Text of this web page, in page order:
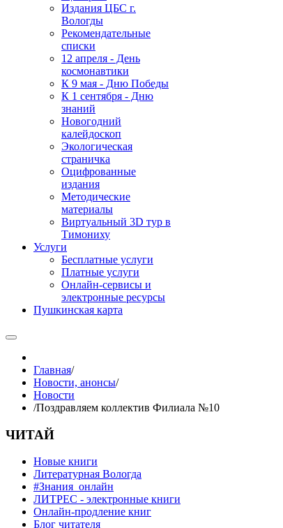
Издания ЦБС г.
Вологды
Рекомендательные
списки
12 апреля - День
космонавтики
К 9 мая - Дню Победы
К 1 сентября - Дню
знаний
Новогодний
калейдоскоп
Экологическая
страничка
Оцифрованные
издания
Методические
материалы
Виртуальный 3D тур в
Тимониху
Услуги
Бесплатные услуги
Платные услуги
Онлайн-сервисы и
электронные ресурсы
Пушкинская карта
Главная/
Новости, анонсы/
Новости
/Поздравляем коллектив Филиала №10
ЧИТАЙ
Новые книги
Литературная Вологда
#Знания_онлайн
ЛИТРЕС - электронные книги
Онлайн-продление книг
Блог читателя